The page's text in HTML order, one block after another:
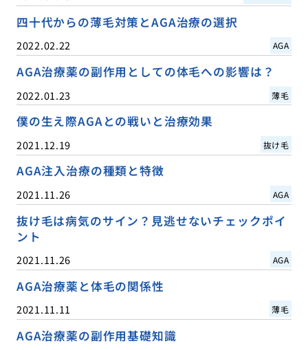
四十代からの薄毛対策とAGA治療の選択
2022.02.22 AGA
AGA治療薬の副作用としての体毛への影響は？
2022.01.23 薄毛
僕の生え際AGAとの戦いと治療効果
2021.12.19 抜け毛
AGA注入治療の種類と特徴
2021.11.26 AGA
抜け毛は病気のサイン？見逃せないチェックポイ
ント
2021.11.26 AGA
AGA治療薬と体毛の関係性
2021.11.11 薄毛
AGA治療薬の副作用基礎知識